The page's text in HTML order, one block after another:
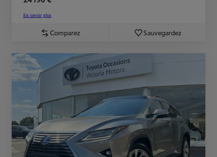
En savoir plus
Comparez Sauvegardez